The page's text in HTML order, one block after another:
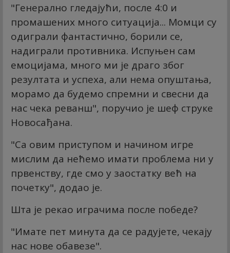
"Генерално гледајући, после 4:0 и
промашених много ситуација... Момци су
одиграли фантастично, борили се,
надиграли противника. Испуњен сам
емоцијама, много ми је драго због
резултата и успеха, али нема опуштања,
морамо да будемо спремни и свесни да
нас чека реванш", поручио је шеф струке
Новосађана.
"Са овим приступом и начином игре
мислим да нећемо имати проблема ни у
првенству, где смо у заостатку већ на
почетку", додао је.
Шта је рекао играчима после победе?
"Имате пет минута да се радујете, чекају
нас нове обавезе".